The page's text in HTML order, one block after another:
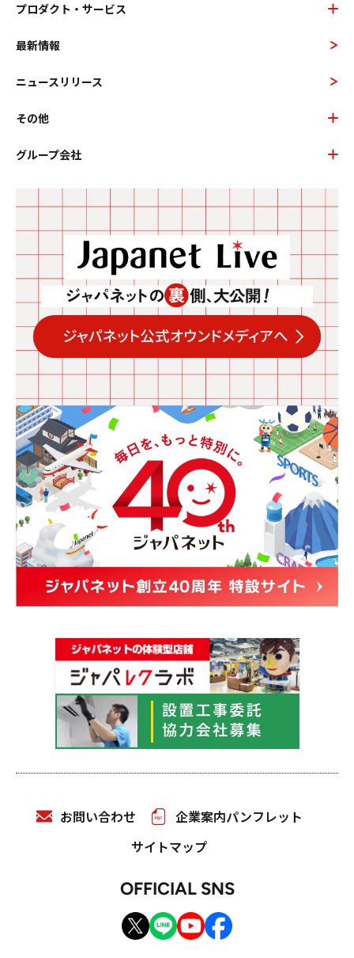
プロダクト・サービス
最新情報
ニュースリリース
その他
グループ会社
お問い合わせ
企業案内パンフレット
サイトマップ
OFFICIAL SNS